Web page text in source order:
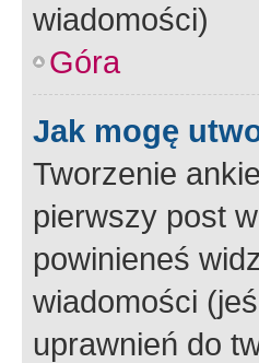
wiadomości)
Góra
Jak mogę
Tworzenie
pierwszy post
powinieneś
wiadomości
uprawnień do